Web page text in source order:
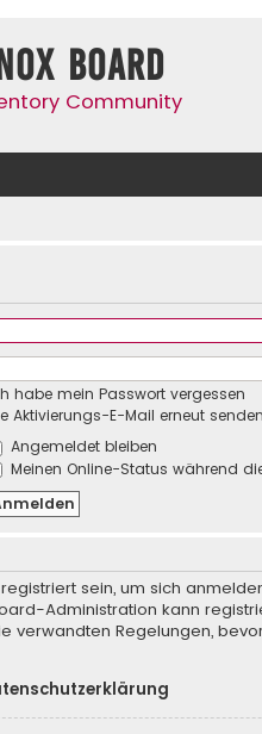
Board
Community
habe mein Passwort vergessen
Aktivierungs-E-Mail erneut senden
Angemeldet bleiben
Meinen Online-Status während
sein, um sich
Administration kann
verwandten Regelungen,